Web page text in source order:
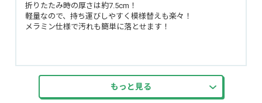
折りたたみ時の厚さは約7.5cm！
軽量なので、持ち運びしやすく模様替えも楽々！
メラミン仕様で汚れも簡単に落とせます！
もっと見る